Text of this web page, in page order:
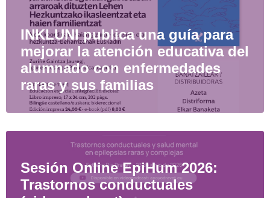
INKLUNI publica una guía para
mejorar la atención educativa del
alumnado con enfermedades
raras y sus familias
Sesión Online EpiHum 2026:
Trastornos conductuales